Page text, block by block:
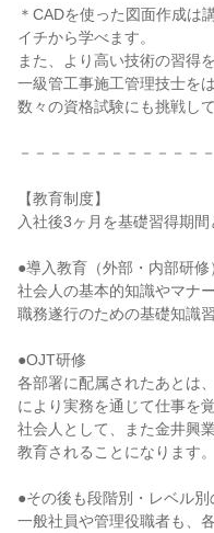
＊CADを使った図面作成は
イチから学べます。
また、より高い技術の習得
一級管工事施工管理技士を
数々の資格試験にも挑戦し
－－－－－－－－－－－－
【教育制度】
入社後3ヶ月を基礎習得期間
●導入教育（外部・内部研修
社会人の基本的知識やマナー
職務遂行のための基礎知識習
●OJT研修
各部署に配属されたあとは
により実務を通じて仕事を覚
社会人として、また金井興
教育されることになります。
●その後も段階別・レベル別
一般社員や管理役職者も、